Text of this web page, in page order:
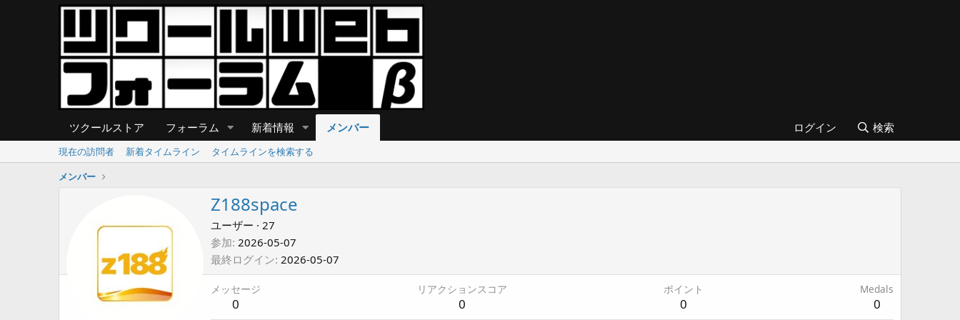
ツクールストア フォーラム 新着情報 メンバー ログイン 検索
現在の訪問者 新着タイムライン
タイムラインを検索する
メンバー
Z188space
ユーザー · 27
参加 2026-05-07
最終ログイン 2026-05-07
メッセージ
0
リアクションスコア
0
ポイント
0
Medals
0